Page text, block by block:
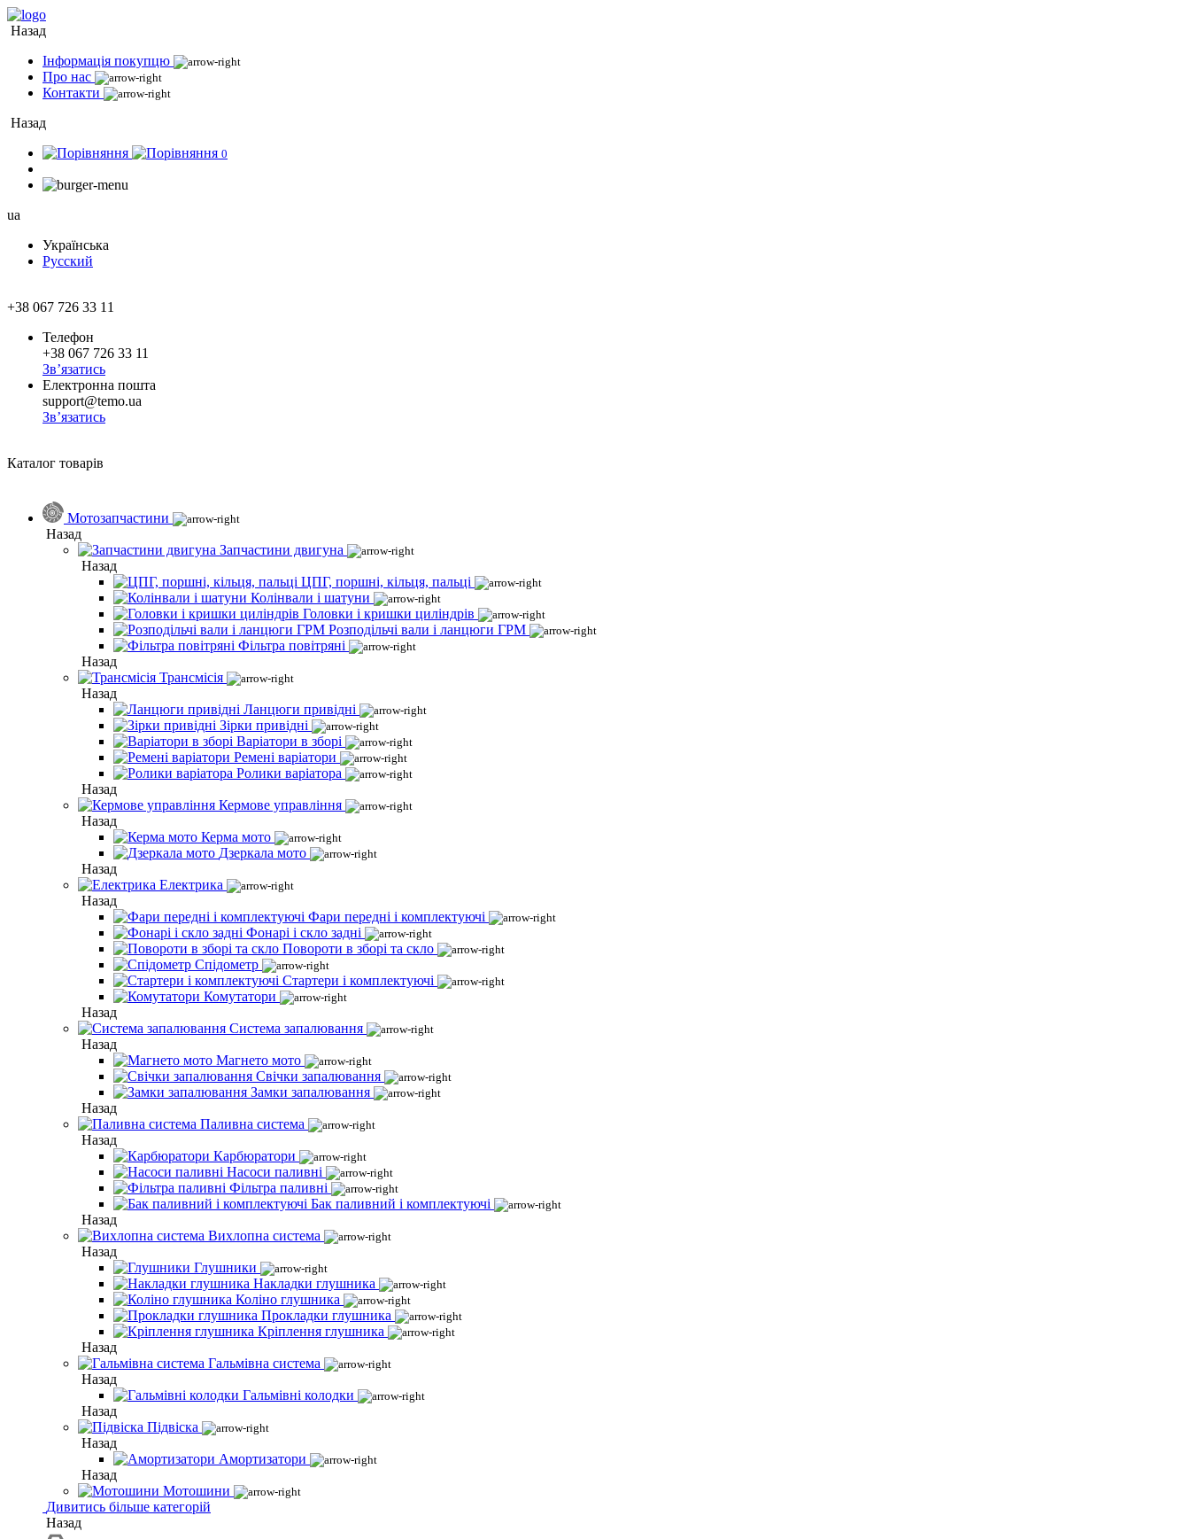
Назад
Інформація покупцю
Про нас
Контакти
Назад
0
ua
Українська
Русский
+38 067 726 33 11
Телефон
+38 067 726 33 11
Зв’язатись
Електронна пошта
support@temo.ua
Зв’язатись
Каталог товарів
Мотозапчастини
Назад
Запчастини двигуна
Назад
ЦПГ, поршні, кільця, пальці
Колінвали і шатуни
Головки і кришки циліндрів
Розподільчі вали і ланцюги ГРМ
Фільтра повітряні
Назад
Трансмісія
Назад
Ланцюги привідні
Зірки привідні
Варіатори в зборі
Ремені варіатори
Ролики варіатора
Назад
Кермове управління
Назад
Керма мото
Дзеркала мото
Назад
Електрика
Назад
Фари передні і комплектуючі
Фонарі і скло задні
Повороти в зборі та скло
Спідометр
Стартери і комплектуючі
Комутатори
Назад
Система запалювання
Назад
Магнето мото
Свічки запалювання
Замки запалювання
Назад
Паливна система
Назад
Карбюратори
Насоси паливні
Фільтра паливні
Бак паливний і комплектуючі
Назад
Вихлопна система
Назад
Глушники
Накладки глушника
Коліно глушника
Прокладки глушника
Кріплення глушника
Назад
Гальмівна система
Назад
Гальмівні колодки
Назад
Підвіска
Назад
Амортизатори
Назад
Мотошини
Дивитись більше категорій
Назад